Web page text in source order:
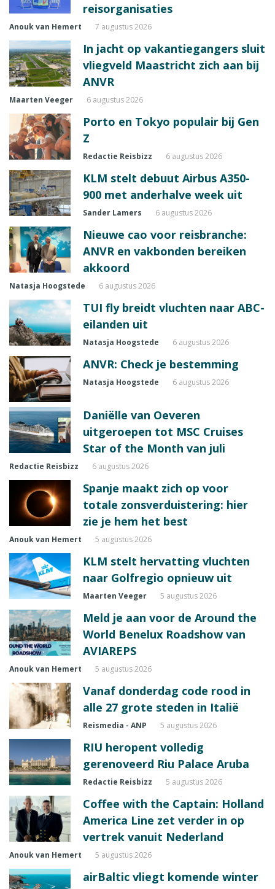
reisorganisaties
Anouk van Hemert 7 augustus 2026
In jacht op vakantiegangers sluit
vliegveld Maastricht zich aan bij
ANVR
Maarten Veeger 6 augustus 2026
Porto en Tokyo populair bij Gen
Z
Redactie Reisbizz 6 augustus 2026
KLM stelt debuut Airbus A350-
900 met anderhalve week uit
Sander Lamers 6 augustus 2026
Nieuwe cao voor reisbranche:
ANVR en vakbonden bereiken
akkoord
Natasja Hoogstede 6 augustus 2026
TUI fly breidt vluchten naar ABC-
eilanden uit
Natasja Hoogstede 6 augustus 2026
ANVR: Check je bestemming
Natasja Hoogstede 6 augustus 2026
Daniëlle van Oeveren
uitgeroepen tot MSC Cruises
Star of the Month van juli
Redactie Reisbizz 6 augustus 2026
Spanje maakt zich op voor
totale zonsverduistering: hier
zie je hem het best
Anouk van Hemert 5 augustus 2026
KLM stelt hervatting vluchten
naar Golfregio opnieuw uit
Maarten Veeger 5 augustus 2026
Meld je aan voor de Around the
World Benelux Roadshow van
AVIAREPS
Anouk van Hemert 5 augustus 2026
Vanaf donderdag code rood in
alle 27 grote steden in Italië
Reismedia - ANP 5 augustus 2026
RIU heropent volledig
gerenoveerd Riu Palace Aruba
Redactie Reisbizz 5 augustus 2026
Coffee with the Captain: Holland
America Line zet verder in op
vertrek vanuit Nederland
Anouk van Hemert 5 augustus 2026
airBaltic vliegt komende winter